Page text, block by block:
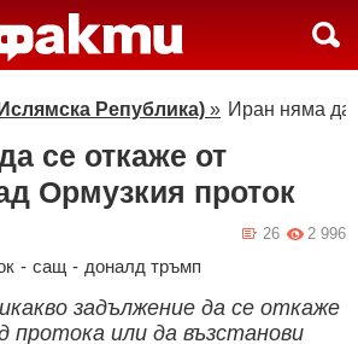
Република) » Иран няма да
се откаже от
Ормузкия проток
2 996
26
- сащ - доналд тръмп
задължение да се откаже
протока или да възстанови